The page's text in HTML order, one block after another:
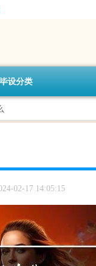
设分类
02-17 14:05:15